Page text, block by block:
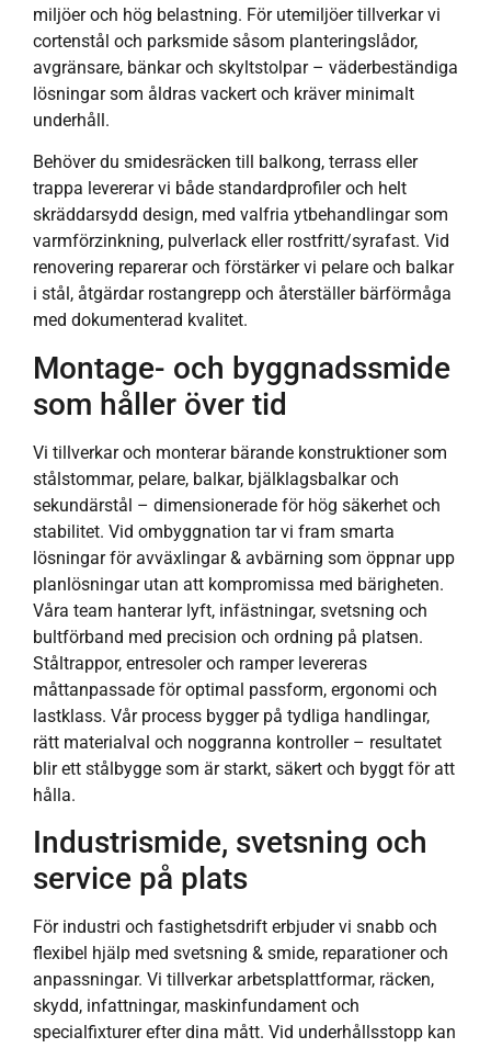
miljöer och hög belastning. För utemiljöer tillverkar vi
cortenstål och parksmide såsom planteringslådor,
avgränsare, bänkar och skyltstolpar – väderbeständiga
lösningar som åldras vackert och kräver minimalt
underhåll.
Behöver du smidesräcken till balkong, terrass eller
trappa levererar vi både standardprofiler och helt
skräddarsydd design, med valfria ytbehandlingar som
varmförzinkning, pulverlack eller rostfritt/syrafast. Vid
renovering reparerar och förstärker vi pelare och balkar
i stål, åtgärdar rostangrepp och återställer bärförmåga
med dokumenterad kvalitet.
Montage- och byggnadssmide
som håller över tid
Vi tillverkar och monterar bärande konstruktioner som
stålstommar, pelare, balkar, bjälklagsbalkar och
sekundärstål – dimensionerade för hög säkerhet och
stabilitet. Vid ombyggnation tar vi fram smarta
lösningar för avväxlingar & avbärning som öppnar upp
planlösningar utan att kompromissa med bärigheten.
Våra team hanterar lyft, infästningar, svetsning och
bultförband med precision och ordning på platsen.
Ståltrappor, entresoler och ramper levereras
måttanpassade för optimal passform, ergonomi och
lastklass. Vår process bygger på tydliga handlingar,
rätt materialval och noggranna kontroller – resultatet
blir ett stålbygge som är starkt, säkert och byggt för att
hålla.
Industrismide, svetsning och
service på plats
För industri och fastighetsdrift erbjuder vi snabb och
flexibel hjälp med svetsning & smide, reparationer och
anpassningar. Vi tillverkar arbetsplattformar, räcken,
skydd, infattningar, maskinfundament och
specialfixturer efter dina mått. Vid underhållsstopp kan